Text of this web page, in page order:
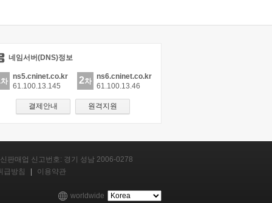
네임서버(DNS)정보
차
ns5.cninet.co.kr
61.100.13.145
2차
ns6.cninet.co.kr
61.100.13.46
결제안내 원격지원
판매업 신고번호: 경기 성남 2006-0278
급방침 이용약관
worldwide